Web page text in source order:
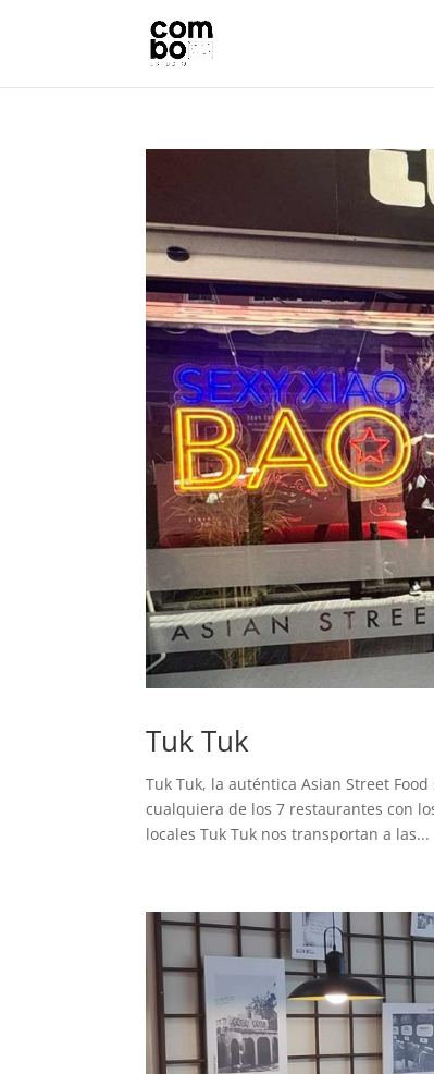
Tuk Tuk
Tuk Tuk, la auténtica Asian Street
cualquiera de los 7 restaurantes con
locales Tuk Tuk nos transportan a las...